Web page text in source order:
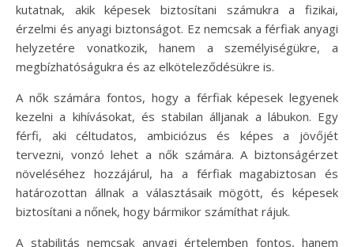
kutatnak, akik képesek biztosítani számukra a fizikai,
érzelmi és anyagi biztonságot. Ez nemcsak a férfiak anyagi
helyzetére vonatkozik, hanem a személyiségükre, a
megbízhatóságukra és az elköteleződésükre is.
A nők számára fontos, hogy a férfiak képesek legyenek
kezelni a kihívásokat, és stabilan álljanak a lábukon. Egy
férfi, aki céltudatos, ambiciózus és képes a jövőjét
tervezni, vonzó lehet a nők számára. A biztonságérzet
növeléséhez hozzájárul, ha a férfiak magabiztosan és
határozottan állnak a választásaik mögött, és képesek
biztosítani a nőnek, hogy bármikor számíthat rájuk.
A stabilitás nemcsak anyagi értelemben fontos, hanem